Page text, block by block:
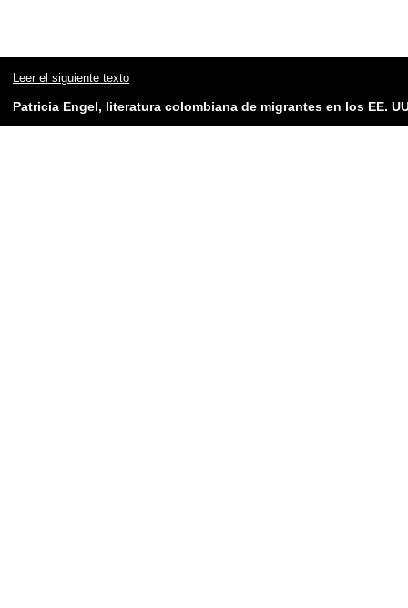
Leer el siguiente texto
Patricia Engel, literatura colombiana de migrantes en los EE.